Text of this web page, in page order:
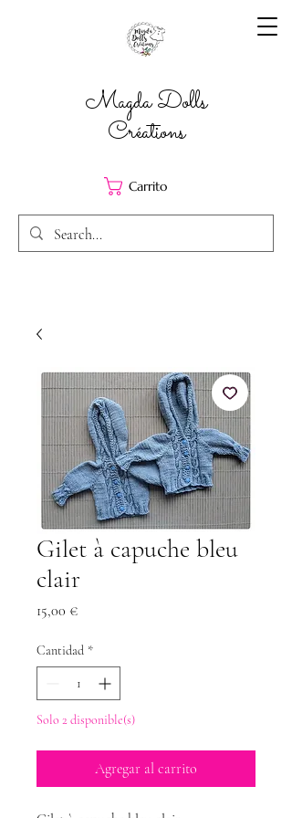
Magda Dolls
Créations
Carrito
Gilet à capuche bleu
clair
15,00 €Precio
Cantidad *
Solo 2 disponible(s)
Agregar al carrito